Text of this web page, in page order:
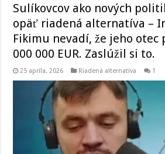
Sulíkovcov ako nových
opäť riadená alternatíva –
Fikimu nevadí, že jeho otec
000 000 EUR. Zaslúžil si to.
25 apríla, 2026 Riadená alternatíva 1